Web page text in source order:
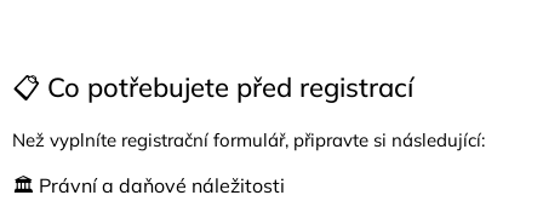
📋 Co potřebujete před registrací
Než vyplníte registrační formulář, připravte si následující:
🏛️ Právní a daňové náležitosti